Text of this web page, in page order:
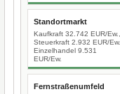
Standortmarkt
Kaufkraft 32.742 EUR/Ew.,
Steuerkraft 2.932 EUR/Ew.,
Einzelhandel 9.531
EUR/Ew.
Fernstraßenumfeld